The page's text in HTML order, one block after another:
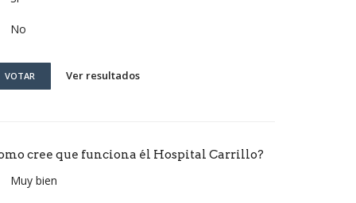
No
VOTAR Ver resultados
cree que funciona él Hospital Carrillo?
Muy bien